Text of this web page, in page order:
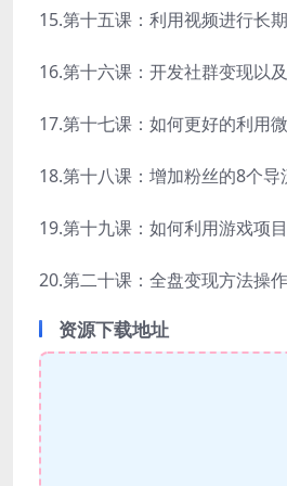
15.第十五课：利用视频进行长
16.第十六课：开发社群变现以
17.第十七课：如何更好的利用
18.第十八课：增加粉丝的8个
19.第十九课：如何利用游戏项
20.第二十课：全盘变现方法操
资源下载地址